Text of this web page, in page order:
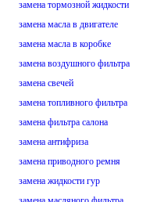
замена тормозной жидкости
замена масла в двигателе
замена масла в коробке
замена воздушного фильтра
замена свечей
замена топливного фильтра
замена фильтра салона
замена антифриза
замена приводного ремня
замена жидкости гур